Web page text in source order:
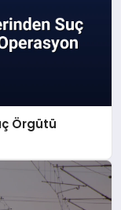
Örgütü